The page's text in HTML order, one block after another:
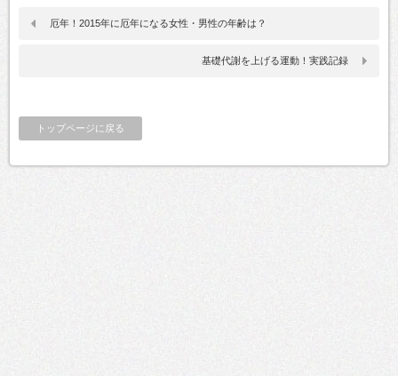
厄年！2015年に厄年になる女性・男性の年齢は？
基礎代謝を上げる運動！実践記録
トップページに戻る